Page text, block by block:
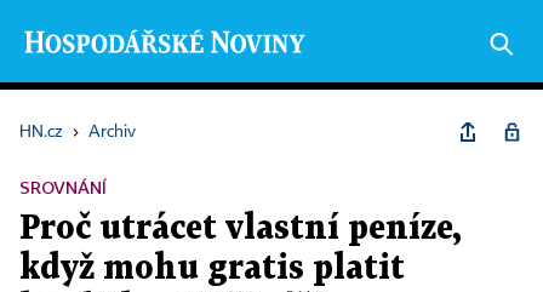
HN.cz › Archiv
SROVNÁNÍ
Proč utrácet vlastní peníze,
když mohu gratis platit